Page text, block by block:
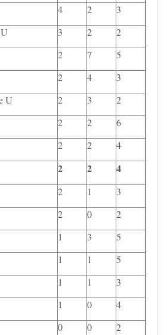
4 2
3
3 2
2
2 7
5
2 4
3
U 2 3
2
2 2
6
2 2 4
2 2 4
2 1
3
2 0
2
1 3
5
1 1
5
1 1
3
1 0
4
0 0
2